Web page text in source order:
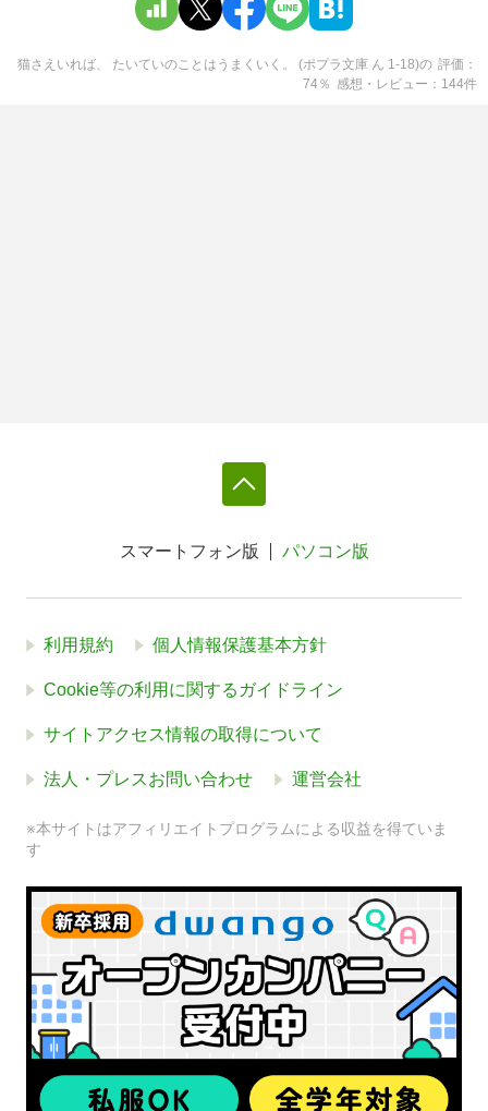
猫さえいれば、 たいていのことはうまくいく。 (ポプラ文庫 ん 1-18)の 評価
74％ 感想・レビュー 144件
スマートフォン版 パソコン版
利用規約 個人情報保護基本方針
Cookie等の利用に関するガイドライン
サイトアクセス情報の取得について
法人・プレスお問い合わせ 運営会社
※本サイトはアフィリエイトプログラムによる収益を得ていま
す